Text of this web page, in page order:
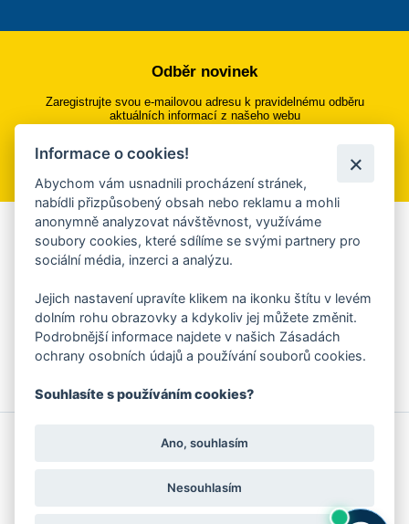
Odběr novinek
Zaregistrujte svou e-mailovou adresu k pravidelnému odběru
aktuálních informací z našeho webu
Přihlásit se k odběru
Aplikace Mobilní rozhlas
Chcete dostávat do svého mobilu či mailu upozornění na
ankety, pozvánky na kulturní a sportovní akce?
Více informací o aplikaci
Ochrana osobních údajů
Informace o cookies!
Abychom vám usnadnili procházení stránek,
nabídli přizpůsobený obsah nebo reklamu a mohli
anonymně analyzovat návštěvnost, využíváme
soubory cookies, které sdílíme se svými partnery pro
sociální média, inzerci a analýzu.
Jejich nastavení upravíte klikem na ikonku štítu v levém
dolním rohu obrazovky a kdykoliv jej můžete změnit.
Podrobnější informace najdete v našich Zásadách
ochrany osobních údajů a používání souborů cookies.
Souhlasíte s používáním cookies?
Ano, souhlasím
Nesouhlasím